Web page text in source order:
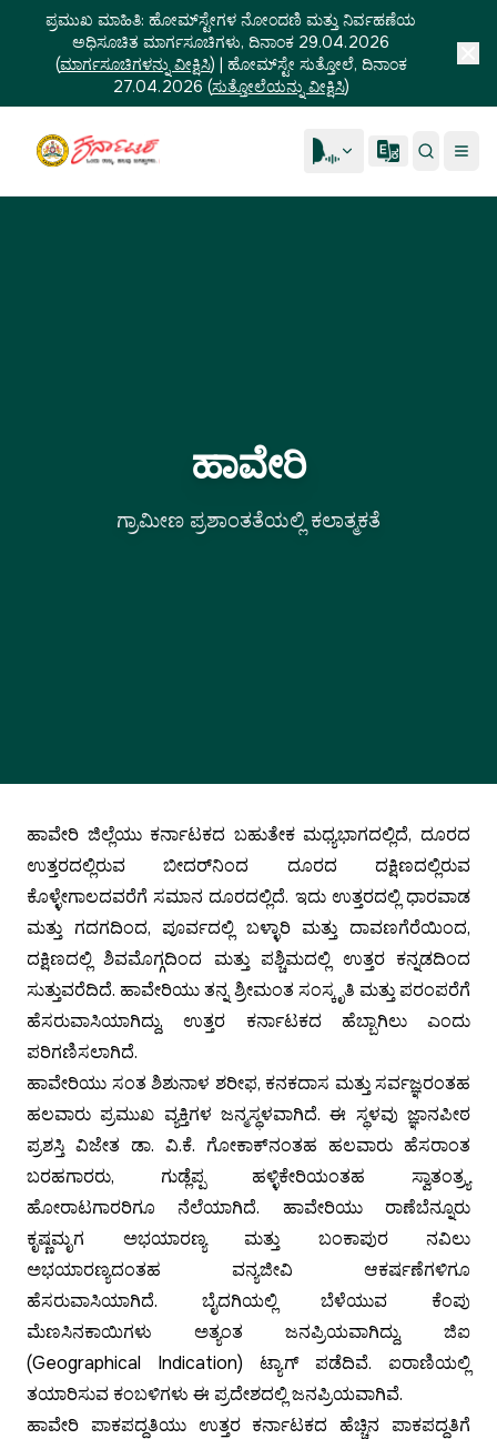
ಪ್ರಮುಖ ಮಾಹಿತಿ: ಹೋಮ್‌ಸ್ಟೇಗಳ ನೋಂದಣಿ ಮತ್ತು ನಿರ್ವಹಣೆಯ
ಅಧಿಸೂಚಿತ ಮಾರ್ಗಸೂಚಿಗಳು, ದಿನಾಂಕ 29.04.2026
(ಮಾರ್ಗಸೂಚಿಗಳನ್ನು ವೀಕ್ಷಿಸಿ) | ಹೋಮ್‌ಸ್ಟೇ ಸುತ್ತೋಲೆ, ದಿನಾಂಕ
27.04.2026 (ಸುತ್ತೋಲೆಯನ್ನು ವೀಕ್ಷಿಸಿ)
ಹಾವೇರಿ
ಗ್ರಾಮೀಣ ಪ್ರಶಾಂತತೆಯಲ್ಲಿ ಕಲಾತ್ಮಕತೆ
ಹಾವೇರಿ ಜಿಲ್ಲೆಯು ಕರ್ನಾಟಕದ ಬಹುತೇಕ ಮಧ್ಯಭಾಗದಲ್ಲಿದೆ, ದೂರದ
ಉತ್ತರದಲ್ಲಿರುವ ಬೀದರ್‌ನಿಂದ ದೂರದ ದಕ್ಷಿಣದಲ್ಲಿರುವ
ಕೊಳ್ಳೇಗಾಲದವರೆಗೆ ಸಮಾನ ದೂರದಲ್ಲಿದೆ. ಇದು ಉತ್ತರದಲ್ಲಿ ಧಾರವಾಡ
ಮತ್ತು ಗದಗದಿಂದ, ಪೂರ್ವದಲ್ಲಿ ಬಳ್ಳಾರಿ ಮತ್ತು ದಾವಣಗೆರೆಯಿಂದ,
ದಕ್ಷಿಣದಲ್ಲಿ ಶಿವಮೊಗ್ಗದಿಂದ ಮತ್ತು ಪಶ್ಚಿಮದಲ್ಲಿ ಉತ್ತರ ಕನ್ನಡದಿಂದ
ಸುತ್ತುವರೆದಿದೆ. ಹಾವೇರಿಯು ತನ್ನ ಶ್ರೀಮಂತ ಸಂಸ್ಕೃತಿ ಮತ್ತು ಪರಂಪರೆಗೆ
ಹೆಸರುವಾಸಿಯಾಗಿದ್ದು, ಉತ್ತರ ಕರ್ನಾಟಕದ ಹೆಬ್ಬಾಗಿಲು ಎಂದು
ಪರಿಗಣಿಸಲಾಗಿದೆ.
ಹಾವೇರಿಯು ಸಂತ ಶಿಶುನಾಳ ಶರೀಫ, ಕನಕದಾಸ ಮತ್ತು ಸರ್ವಜ್ಞರಂತಹ
ಹಲವಾರು ಪ್ರಮುಖ ವ್ಯಕ್ತಿಗಳ ಜನ್ಮಸ್ಥಳವಾಗಿದೆ. ಈ ಸ್ಥಳವು ಜ್ಞಾನಪೀಠ
ಪ್ರಶಸ್ತಿ ವಿಜೇತ ಡಾ. ವಿ.ಕೆ. ಗೋಕಾಕ್‌ನಂತಹ ಹಲವಾರು ಹೆಸರಾಂತ
ಬರಹಗಾರರು, ಗುಡ್ಲೆಪ್ಪ ಹಳ್ಳಿಕೇರಿಯಂತಹ ಸ್ವಾತಂತ್ರ್ಯ
ಹೋರಾಟಗಾರರಿಗೂ ನೆಲೆಯಾಗಿದೆ. ಹಾವೇರಿಯು ರಾಣೆಬೆನ್ನೂರು
ಕೃಷ್ಣಮೃಗ ಅಭಯಾರಣ್ಯ ಮತ್ತು ಬಂಕಾಪುರ ನವಿಲು
ಅಭಯಾರಣ್ಯದಂತಹ ವನ್ಯಜೀವಿ ಆಕರ್ಷಣೆಗಳಿಗೂ
ಹೆಸರುವಾಸಿಯಾಗಿದೆ. ಬೈದಗಿಯಲ್ಲಿ ಬೆಳೆಯುವ ಕೆಂಪು
ಮೆಣಸಿನಕಾಯಿಗಳು ಅತ್ಯಂತ ಜನಪ್ರಿಯವಾಗಿದ್ದು, ಜಿಐ
(Geographical Indication) ಟ್ಯಾಗ್ ಪಡೆದಿವೆ. ಐರಾಣಿಯಲ್ಲಿ
ತಯಾರಿಸುವ ಕಂಬಳಿಗಳು ಈ ಪ್ರದೇಶದಲ್ಲಿ ಜನಪ್ರಿಯವಾಗಿವೆ.
ಹಾವೇರಿ ಪಾಕಪದ್ಧತಿಯು ಉತ್ತರ ಕರ್ನಾಟಕದ ಹೆಚ್ಚಿನ ಪಾಕಪದ್ಧತಿಗೆ